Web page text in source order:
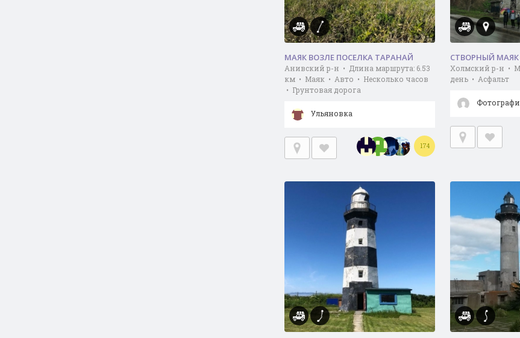
МАЯК ВОЗЛЕ ПОСЕЛКА ТАРАНАЙ
Анивский р-н • Длина маршрута: 6.53
км • Маяк • Авто • Несколько часов
• Грунтовая дорога
Ульяновка
174
СТВОРНЫЙ
Холмский р-н •
день • Асфальт